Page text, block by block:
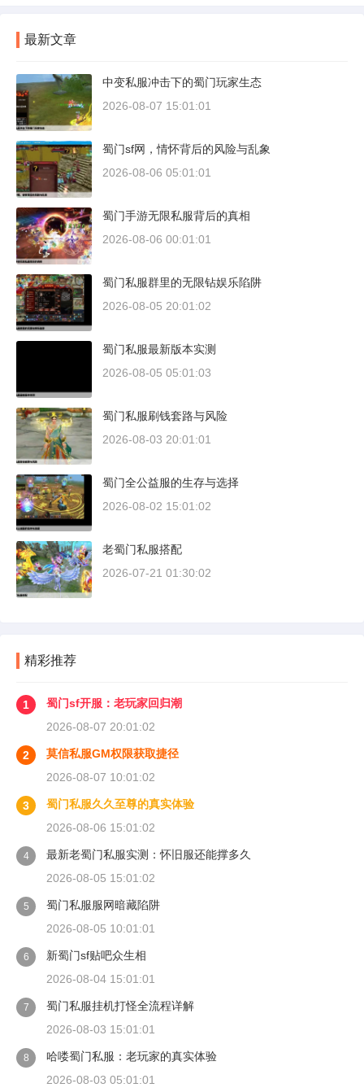
最新文章
中变私服冲击下的蜀门玩家生态
2026-08-07 15:01:01
蜀门sf网，情怀背后的风险与乱象
2026-08-06 05:01:01
蜀门手游无限私服背后的真相
2026-08-06 00:01:01
蜀门私服群里的无限钻娱乐陷阱
2026-08-05 20:01:02
蜀门私服最新版本实测
2026-08-05 05:01:03
蜀门私服刷钱套路与风险
2026-08-03 20:01:01
蜀门全公益服的生存与选择
2026-08-02 15:01:02
老蜀门私服搭配
2026-07-21 01:30:02
精彩推荐
1
蜀门sf开服：老玩家回归潮
2026-08-07 20:01:02
2
莫信私服GM权限获取捷径
2026-08-07 10:01:02
3
蜀门私服久久至尊的真实体验
2026-08-06 15:01:02
4
最新老蜀门私服实测：怀旧服还能撑多久
2026-08-05 15:01:02
5
蜀门私服服网暗藏陷阱
2026-08-05 10:01:01
6
新蜀门sf贴吧众生相
2026-08-04 15:01:01
7
蜀门私服挂机打怪全流程详解
2026-08-03 15:01:01
8
哈喽蜀门私服：老玩家的真实体验
2026-08-03 05:01:01